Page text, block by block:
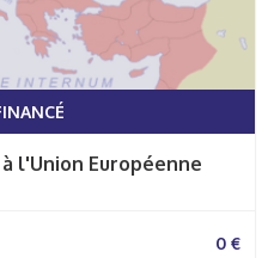
l'Union Européenne
0 €